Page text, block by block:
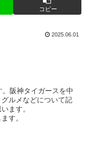
コピー
2025.06.01
阪神タイガースを中
ルメなどについて記
ます。
す。